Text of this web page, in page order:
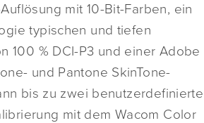
mit 10-Bit-Farben, ein
typischen und tiefen
100 % DCI-P3 und einer Adobe
und Pantone SkinTone-
bis zu zwei benutzerdefinierte
mit dem Wacom Color